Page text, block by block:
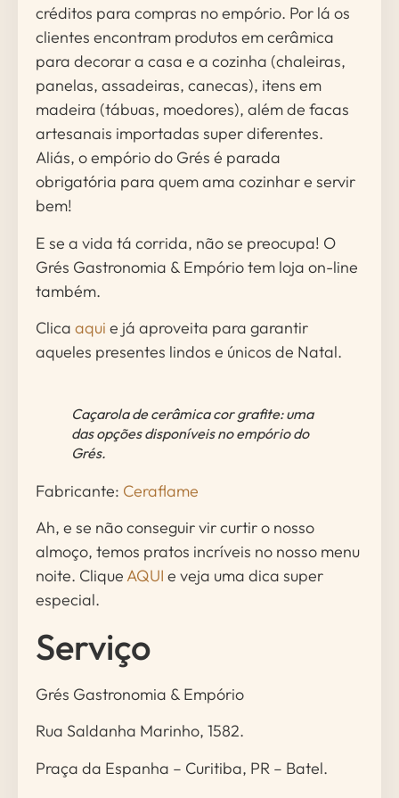
créditos para compras no empório. Por lá os
clientes encontram produtos em cerâmica
para decorar a casa e a cozinha (chaleiras,
panelas, assadeiras, canecas), itens em
madeira (tábuas, moedores), além de facas
artesanais importadas super diferentes.
Aliás, o empório do Grés é parada
obrigatória para quem ama cozinhar e servir
bem!
E se a vida tá corrida, não se preocupa! O
Grés Gastronomia & Empório tem loja on-line
também.
Clica aqui e já aproveita para garantir
aqueles presentes lindos e únicos de Natal.
Caçarola de cerâmica cor grafite: uma
das opções disponíveis no empório do
Grés.
Fabricante: Ceraflame
Ah, e se não conseguir vir curtir o nosso
almoço, temos pratos incríveis no nosso menu
noite. CliqueAQUI e veja uma dica super
especial.
Serviço
Grés Gastronomia & Empório
Rua Saldanha Marinho, 1582.
Praça da Espanha – Curitiba, PR – Batel.